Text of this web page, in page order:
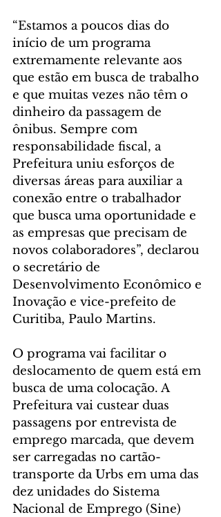
“Estamos a poucos dias do
início de um programa
extremamente relevante aos
que estão em busca de trabalho
e que muitas vezes não têm o
dinheiro da passagem de
ônibus. Sempre com
responsabilidade fiscal, a
Prefeitura uniu esforços de
diversas áreas para auxiliar a
conexão entre o trabalhador
que busca uma oportunidade e
as empresas que precisam de
novos colaboradores”, declarou
o secretário de
Desenvolvimento Econômico e
Inovação e vice-prefeito de
Curitiba, Paulo Martins.
O programa vai facilitar o
deslocamento de quem está em
busca de uma colocação. A
Prefeitura vai custear duas
passagens por entrevista de
emprego marcada, que devem
ser carregadas no cartão-
transporte da Urbs em uma das
dez unidades do Sistema
Nacional de Emprego (Sine)